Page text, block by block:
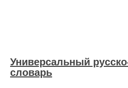
Универсальный
словарь